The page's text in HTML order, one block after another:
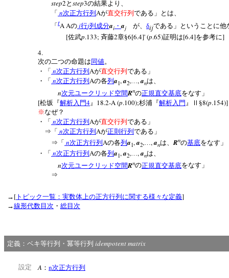
step2 と step3の結果より、
「 n次正方行列 Aが直交行列 である」とは、
「 tA Aの i行j列成分ai ・ajが、 δijである」ということに他
[佐武p.133; 斉藤2章§6[6.4]' (p.65)証明は[6.4]を参考に]
4.
次の二つの命題は 同値。
・「 n次正方行列 Aが直交行列 である」
・「 n次正方行列 Aの各列a1,a2,…,anは、
n次元ユークリッド空間Rnの正規直交基底をなす」
[松坂『解析入門4 』 18.2-A (p.100);杉浦『解析入門 』Ⅱ§8(p.154)]
※なぜ？
・「 n次正方行列 Aが直交行列 である」
⇒「 n次正方行列 Aが正則行列 である」
⇒「 n次正方行列 Aの各列a1,a2,…,anは、Rnの基底をなす」
・「 n次正方行列 Aの各列a1,a2, ,anは、
n次元ユークリッド空間Rnの正規直交基底をなす」
⇒
→ [ トピック一覧：実数体上の正方行列に関する様々な定義]
→線形代数目次 ・ 総目次
定義：ベキ等行列・冪等行列 idempotent matrix
設定 A ： n次正方行列